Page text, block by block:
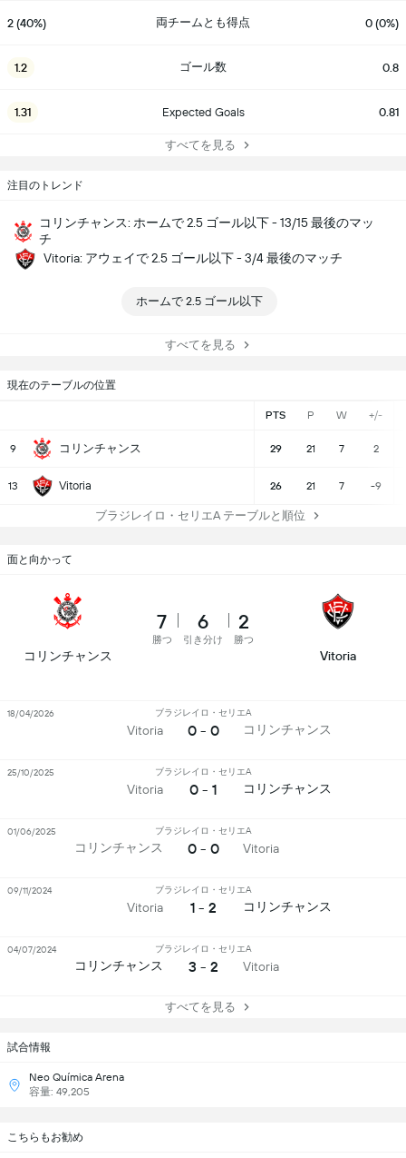
2 (40%) 両チームとも得点 0 (0%)
1.2 ゴール数 0.8
1.31 Expected Goals 0.81
すべてを見る
注目のトレンド
コリンチャンス: ホームで 2.5 ゴール以下 - 13/15 最後のマッ
チ
Vitoria: アウェイで 2.5 ゴール以下 - 3/4 最後のマッチ
ホームで 2.5 ゴール以下
すべてを見る
現在のテーブルの位置
PTS P W +/-
9 コリンチャンス 29 21 7 2
13 Vitoria 26 21 7 -9
ブラジレイロ・セリエA テーブルと順位
試合情報
Neo Química Arena
容量: 49,205
面と向かって
コリンチャンス
7
勝つ
6
引き分け
2
勝つ
Vitoria
Vitoria
ブラジレイロ・セリエA
0 - 0 コリンチャンス
18/04/2026
Vitoria
ブラジレイロ・セリエA
0 - 1 コリンチャンス
25/10/2025
コリンチャンス
ブラジレイロ・セリエA
0 - 0 Vitoria
01/06/2025
Vitoria
ブラジレイロ・セリエA
1 - 2 コリンチャンス
09/11/2024
コリンチャンス
ブラジレイロ・セリエA
3 - 2 Vitoria
04/07/2024
すべてを見る
こちらもお勧め